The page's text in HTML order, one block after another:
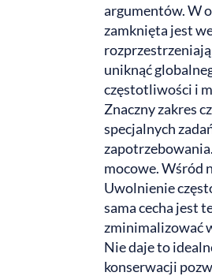
argumentów. W
zamknięta jest
uniknąć
częstotliwości i
Znaczny zakres
specjalnych
zapotrzebowania.
mocowe. Wśród
Uwolnienie
sama cecha jest
zminimalizować
Nie daje to
konserwacji